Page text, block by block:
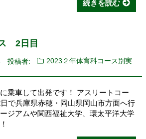
続きを読む
2日目
投稿者:
2023２年体育科コース別実
乗車して出発です！ アスリートコー
で兵庫県赤穂・岡山県岡山市方面へ行
ジアムや関西福祉大学、環太平洋大学